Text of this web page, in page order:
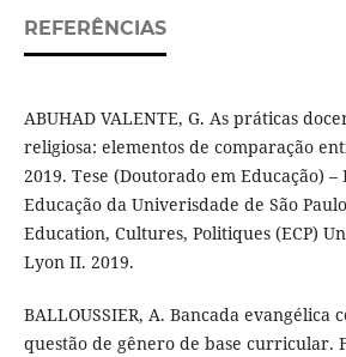
REFERÊNCIAS
ABUHAD VALENTE, G. As práticas
religiosa: elementos de comparação
2019. Tese (Doutorado em Educação) –
Educação da Univerisdade de São
Education, Cultures, Politiques (ECP)
Lyon II. 2019.
BALLOUSSIER, A. Bancada
questão de gênero de base curricular.